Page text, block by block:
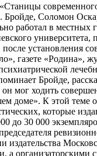
Соломон
работал в
установления
газете
Бройде,
мог ходить
доме». К этой теме
которые
до 30 000
издательства
а